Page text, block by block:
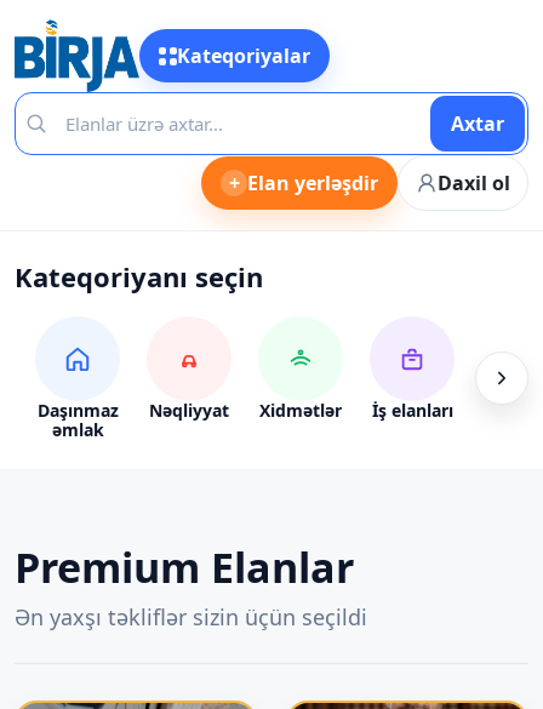
Kateqoriyalar
Axtar
+ Elan yerləşdir Daxil ol
Kateqoriyanı seçin
Daşınmaz
əmlak
Nəqliyyat Xidmətlər İş elanları Alış-
Premium Elanlar
Ən yaxşı təkliflər sizin üçün seçildi